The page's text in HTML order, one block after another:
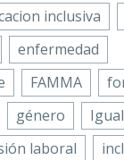
inclusiva
enfermedad
FAMMA
género
laboral